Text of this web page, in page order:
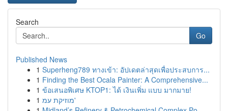
Search
Go
Published News
1 Superheng789 ทางเข้า: อัปเดตล่าสุดเพื่อประสบการ...
1 Finding the Best Ocala Painter: A Comprehensive...
1 ข้อเสนอพิเศษ KTOP1: ได้ เงินเพิ่ม แบบ มากมาย!
1
מוזיקת עמ'